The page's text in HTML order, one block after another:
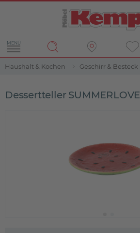
MENÜ
Haushalt & Kochen Geschirr & Besteck
Dessertteller SUMMERLOVE